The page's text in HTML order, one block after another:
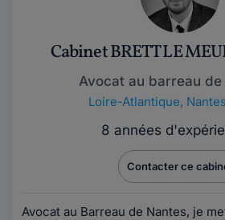
Cabinet BRETT LE
Avocat au barreau de
Loire-Atlantique,
8 années
Contacter ce
Avocat au Barreau de Nantes, je